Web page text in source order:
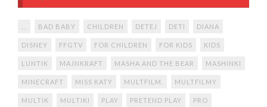
BAD BABY CHILDREN DETEJ DETI DIANA
DISNEY FFGTV FOR CHILDREN FOR KIDS KIDS
LUNTIK MAJNKRAFT MASHA AND THE BEAR MASHINKI
MINECRAFT MISS KATY MULTFILM. MULTFILMY
MULTIK MULTIKI PLAY PRETEND PLAY PRO